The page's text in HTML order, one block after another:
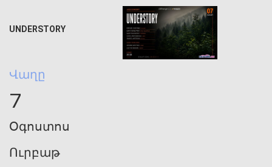
UNDERSTORY
Վաղը
7
Օգոստոս
Ուրբաթ